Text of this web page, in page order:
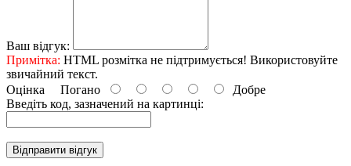
Ваш відгук:
Примітка: HTML розмітка не підтримується! Використовуйте
звичайний текст.
Оцінка Погано
Добре
Введіть код, зазначений на картинці:
Відправити відгук